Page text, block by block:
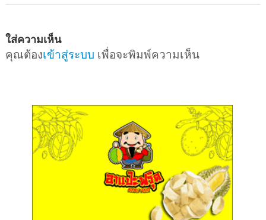
ใส่ความเห็น
คุณต้องเข้าสู่ระบบ เพื่อจะพิมพ์ความเห็น